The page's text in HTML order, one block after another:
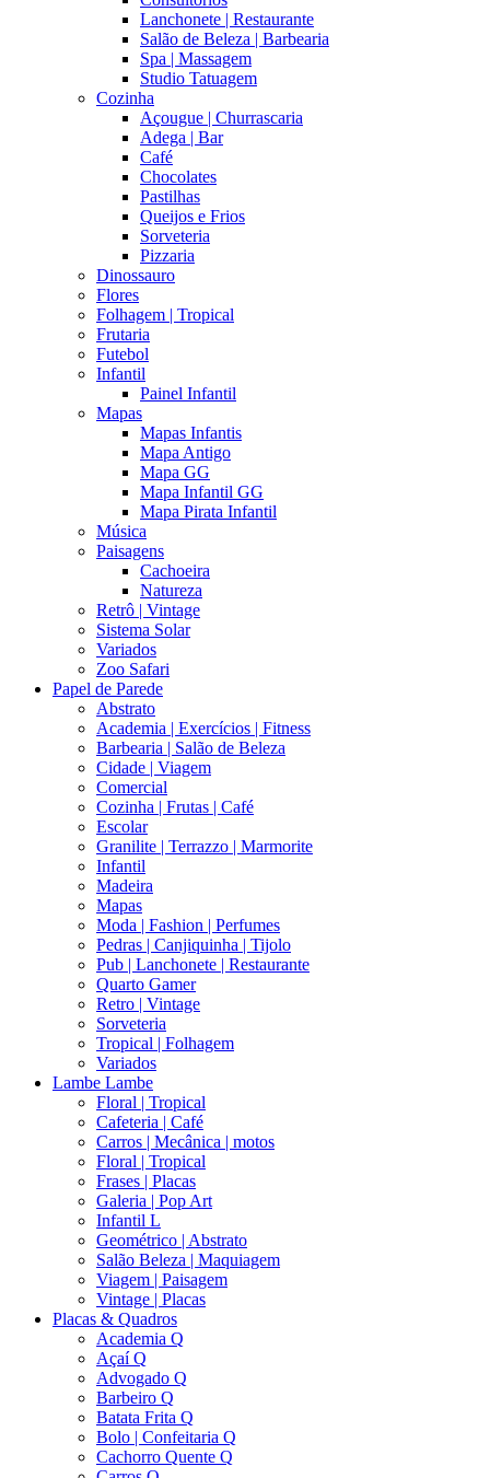
Lanchonete | Restaurante
Salão de Beleza | Barbearia
Spa | Massagem
Studio Tatuagem
Cozinha
Açougue | Churrascaria
Adega | Bar
Café
Chocolates
Pastilhas
Queijos e Frios
Sorveteria
Pizzaria
Dinossauro
Flores
Folhagem | Tropical
Frutaria
Futebol
Infantil
Painel Infantil
Mapas
Mapas Infantis
Mapa Antigo
Mapa GG
Mapa Infantil GG
Mapa Pirata Infantil
Música
Paisagens
Cachoeira
Natureza
Retrô | Vintage
Sistema Solar
Variados
Zoo Safari
Papel de Parede
Abstrato
Academia | Exercícios | Fitness
Barbearia | Salão de Beleza
Cidade | Viagem
Comercial
Cozinha | Frutas | Café
Escolar
Granilite | Terrazzo | Marmorite
Infantil
Madeira
Mapas
Moda | Fashion | Perfumes
Pedras | Canjiquinha | Tijolo
Pub | Lanchonete | Restaurante
Quarto Gamer
Retro | Vintage
Sorveteria
Tropical | Folhagem
Variados
Lambe Lambe
Floral | Tropical
Cafeteria | Café
Carros | Mecânica | motos
Floral | Tropical
Frases | Placas
Galeria | Pop Art
Infantil L
Geométrico | Abstrato
Salão Beleza | Maquiagem
Viagem | Paisagem
Vintage | Placas
Placas & Quadros
Academia Q
Açaí Q
Advogado Q
Barbeiro Q
Batata Frita Q
Bolo | Confeitaria Q
Cachorro Quente Q